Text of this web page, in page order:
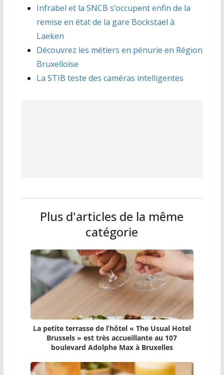
Infrabel et la SNCB s’occupent enfin de la
remise en état de la gare Bockstael à
Laeken
Découvrez les métiers en pénurie en Région
Bruxelloise
La STIB teste des caméras intelligentes
Plus d'articles de la même
catégorie
La petite terrasse de l’hôtel « The Usual Hotel
Brussels » est très accueillante au 107
boulevard Adolphe Max à Bruxelles